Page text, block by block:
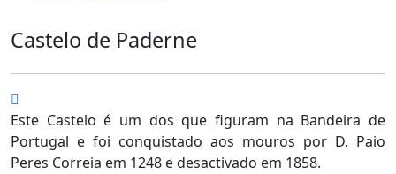
Castelo de Paderne
Este Castelo é um dos que figuram na Bandeira de
Portugal e foi conquistado aos mouros por D. Paio
Peres Correia em 1248 e desactivado em 1858.